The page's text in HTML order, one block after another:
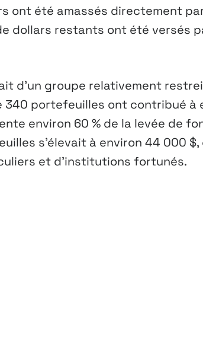
ont été amassés directement
dollars restants ont été versés
d’un groupe relativement
340 portefeuilles ont contribué à
environ 60 % de la levée de
s’élevait à environ 44 000
et d’institutions fortunés.